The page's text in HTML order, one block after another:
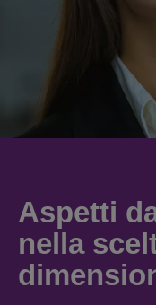
Aspetti
nella